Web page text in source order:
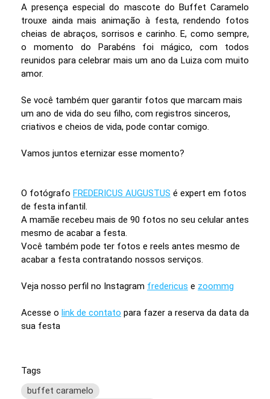
A presença especial do mascote do Buffet Caramelo
trouxe ainda mais animação à festa, rendendo fotos
cheias de abraços, sorrisos e carinho. E, como sempre,
o momento do Parabéns foi mágico, com todos
reunidos para celebrar mais um ano da Luiza com muito
amor.
Se você também quer garantir fotos que marcam mais
um ano de vida do seu filho, com registros sinceros,
criativos e cheios de vida, pode contar comigo.
Vamos juntos eternizar esse momento?
O fotógrafo FREDERICUS AUGUSTUS é expert em fotos
de festa infantil.
A mamãe recebeu mais de 90 fotos no seu celular antes
mesmo de acabar a festa.
Você também pode ter fotos e reels antes mesmo de
acabar a festa contratando nossos serviços.
Veja nosso perfil no Instagram fredericus e zoommg
Acesse o link de contato para fazer a reserva da data da
sua festa
Tags
buffet caramelo